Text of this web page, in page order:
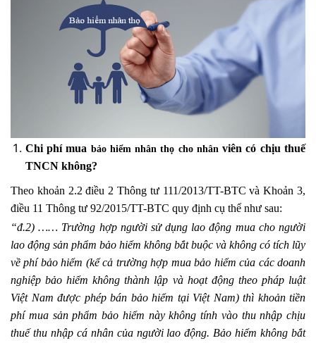
Chi phí mua bảo hiểm nhân thọ cho nhânviên có chịu thuế
TNCN không?
Theo khoản 2.2 điều 2 Thông tư 111/2013/TT-BTC và Khoản 3,
điều 11 Thông tư 92/2015/TT-BTC quy định cụ thể như sau:
“đ.2) …… Trường hợp người sử dụng lao động mua cho người
lao động sản phẩm bảo hiểm không bắt buộc và không có tích lũy
về phí bảo hiểm (kể cả trường hợp mua bảo hiểm của các doanh
nghiệp bảo hiểm không thành lập và hoạt động theo pháp luật
Việt Nam được phép bán bảo hiểm tại Việt Nam) thì khoản tiền
phí mua sản phẩm bảo hiểm này không tính vào thu nhập chịu
thuế thu nhập cá nhân của người lao động. Bảo hiểm không bắt